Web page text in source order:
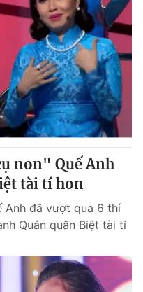
non" Quế Anh
tài tí hon
Anh đã vượt qua 6 thí
Quán quân Biệt tài tí